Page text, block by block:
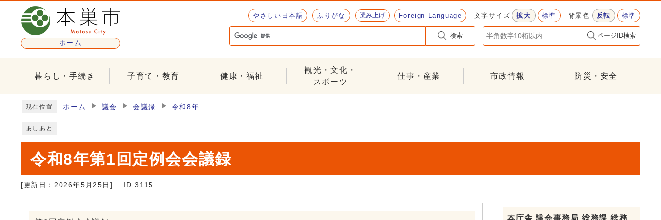
ページの先頭です
ホーム
やさしい日本語 ふりがな 読み上げ Foreign Language 文字サイズ 拡大 標準 背景色 反転 標準
検索 ページID検索
暮らし・手続き 子育て・教育 健康・福祉
観光・文化・
スポーツ
仕事・産業 市政情報 防災・安全
現在位置 ホーム 議会 会議録 令和8年
あしあと
令和8年第1回定例会会議録
[更新日： 2026年5月25日 ] ID:3115
本庁舎 議会事務局 総務課 総務